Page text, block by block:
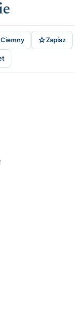
Ciemny Zapisz